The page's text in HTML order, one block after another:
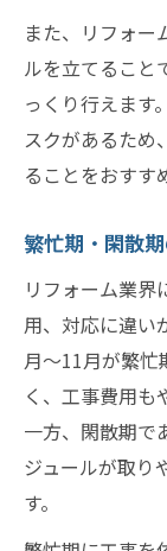
また、リフォー
ルを立てること
っくり行えます
スクがあるため
ることをおすす
繁忙期・閑散
リフォーム業界
用、対応に違い
月〜11月が繁忙
く、工事費用も
一方、閑散期で
ジュールが取り
す。